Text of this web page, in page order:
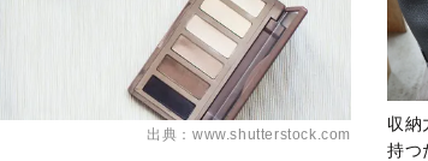
出典：www.shutterstock.com
収納
持つ